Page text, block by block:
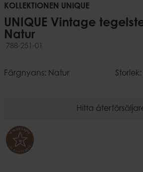
KOLLEKTIONEN UNIQUE
UNIQUE Vintage
Natur
788-251-01
Färgnyans: Natur
Hitta